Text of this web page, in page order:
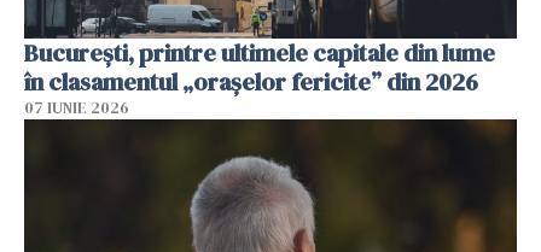
București, printre ultimele capitale din lume
în clasamentul „orașelor fericite” din 2026
07 IUNIE 2026